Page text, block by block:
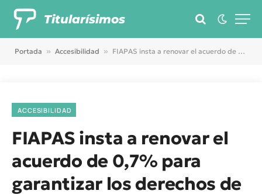
Titularísimos
Portada » Accesibilidad » FIAPAS insta a renovar el acuerdo de 0,7% para garantizar los derechos de las personas con discapacidad y de sus familias
ACCESIBILIDAD
FIAPAS insta a renovar el
acuerdo de 0,7% para
garantizar los derechos de